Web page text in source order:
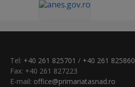
Tel: +40 261 825701 / +40 261 825860
Fax: +40 261 827223
E-mail: office@primariatasnad.ro